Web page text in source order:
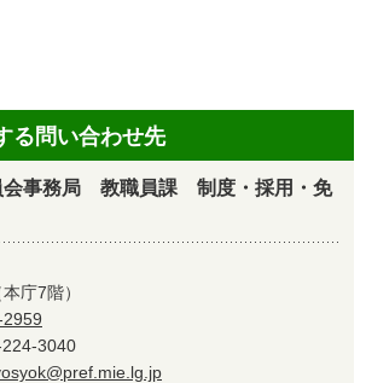
る問い合わせ先
事務局 教職員課 制度・採用・免
庁7階）
224-3040